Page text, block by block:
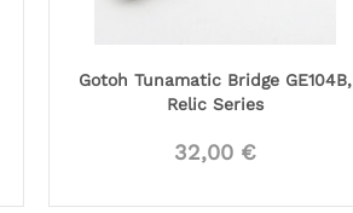
Gotoh Tunamatic Bridge GE104B,
Relic Series
32,00 €